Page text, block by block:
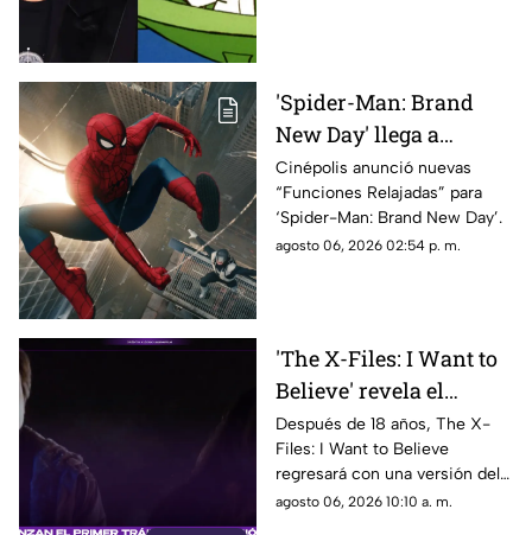
'Spider-Man: Brand
New Day' llega a
Chihuahua con
funciones adaptadas
para personas
neurodivergentes
Cinépolis anunció nuevas
“Funciones Relajadas” para
‘Spider-Man: Brand New Day’.
agosto 06, 2026 02:54 p. m.
'The X-Files: I Want to
Believe' revela el
primer tráiler de su
versión del director
con un enfoque más
oscuro
Después de 18 años, The X-
Files: I Want to Believe
regresará con una versión del
director que promete mostrar
agosto 06, 2026 10:10 a. m.